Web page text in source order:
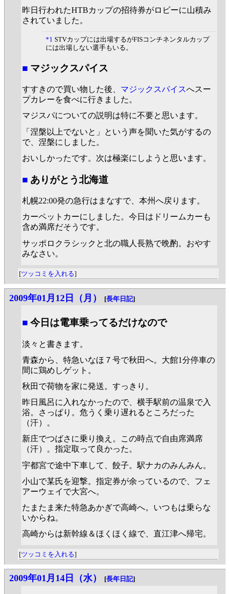
昨日行われたHTBカップの招待券がロビーに山積み
されていました。
*1 STVカップには出場するがFISコンチネンタルカップ
には出場しない選手もいる。
■ マジックスパイス
すすきので買い物した後、 マジックスパイスへスー
プカレーを食べに行きました。
マジスパについての説明は特に不要と思います。
「涅槃以上でないと」という声を聞いた気がするの
で、涅槃にしました。
おいしかったです。次は極楽にしようと思います。
■ ありがとう北海道
札幌22:00発の急行はまなすで、本州へ戻ります。
カーペットカーにしました。今日はドリームカーも
含め満席だそうです。
サッポロクラシックと北の職人長熟で晩酌。おやす
みなさい。
[ツッコミを入れる]
2009年01月12日（月） [長年日記]
■ 今日は電車乗ってるだけなので
淡々と書きます。
青森から、特急いなほ７号で秋田へ。大館1分停車の
間に鶏めしゲット。
秋田で荷物を家に発送。すっきり。
昨日風呂に入れなかったので、横手駅前の温泉で入
浴。さっぱり。危うく乗り遅れるところだった
（汗）。
新庄でつばさに乗り換え。この時点で自由席満席
（汗）。指定取って良かった。
宇都宮で途中下車して、餃子。駅ナカのみんみん。
小山で某氏を迎撃。指定券が余っているので、フェ
アーウェイで大宮へ。
たまたま来た特急あかぎで高崎へ。いつもは乗らな
いからね。
高崎からは新幹線＆ほくほく線で、直江津へ帰宅。
[ツッコミを入れる]
2009年01月14日（水） [長年日記]